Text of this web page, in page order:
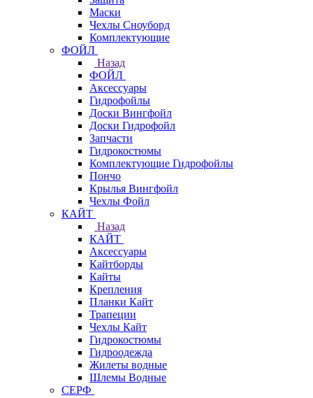
Маски
Чехлы Сноуборд
Комплектующие
ФОЙЛ
Назад
ФОЙЛ
Аксессуары
Гидрофойлы
Доски Вингфойл
Доски Гидрофойл
Запчасти
Гидрокостюмы
Комплектующие Гидрофойлы
Пончо
Крылья Вингфойл
Чехлы Фойл
КАЙТ
Назад
КАЙТ
Аксессуары
Кайтборды
Кайты
Крепления
Планки Кайт
Трапеции
Чехлы Кайт
Гидрокостюмы
Гидроодежда
Жилеты водные
Шлемы Водные
СЕРФ